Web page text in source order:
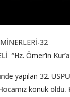
32
“Hz. Ömer’in
yapılan 32.
konuk oldu.